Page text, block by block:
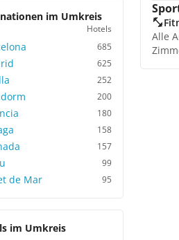
im Umkreis
Hotels
685
625
252
200
180
158
157
99
de Mar 95
im Umkreis
Alle